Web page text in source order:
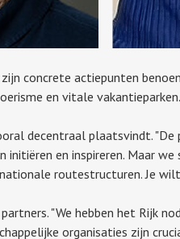
concrete actiepunten
en vitale
decentraal plaatsvindt. "De
en inspireren. Maar
routestructuren. Je
"We hebben het Rijk
organisaties zijn